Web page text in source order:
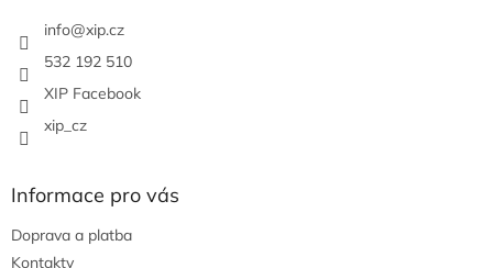
info@xip.cz
532 192 510
XIP Facebook
xip_cz
Informace pro vás
Doprava a platba
Kontakty